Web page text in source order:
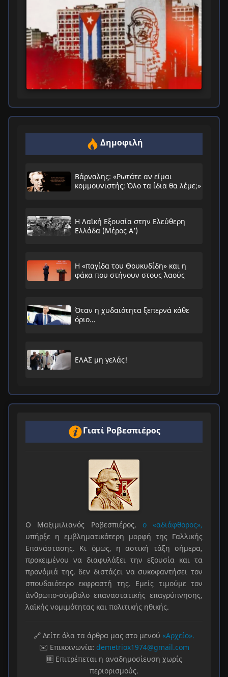
Δημοφιλή
Βάρναλης: «Ρωτάτε αν είμαι
κομμουνιστής; Όλο τα ίδια θα λέμε;»
Η Λαϊκή Εξουσία στην Ελεύθερη
Ελλάδα (Μέρος Α’)
Η «παγίδα του Θουκυδίδη» και η
φάκα που στήνουν στους λαούς
Όταν η χυδαιότητα ξεπερνά κάθε
όριο…
ΕΛΑΣ μη γελάς!
Γιατί Ροβεσπιέρος
Ο Μαξιμιλιανός Ροβεσπιέρος, ο «αδιάφθορος»,
υπήρξε η εμβληματικότερη μορφή της Γαλλικής
Επανάστασης. Κι όμως, η αστική τάξη σήμερα,
προκειμένου να διαφυλάξει την εξουσία και τα
προνόμιά της, δεν διστάζει να συκοφαντήσει τον
σπουδαιότερο εκφραστή της. Εμείς τιμούμε τον
άνθρωπο-σύμβολο επαναστατικής επαγρύπνησης,
λαϊκής νομιμότητας και πολιτικής ηθικής.
🔗 Δείτε όλα τα άρθρα μας στο μενού «Αρχείο».
✉️ Επικοινωνία: demetriox1974@gmail.com
🆓 Επιτρέπεται η αναδημοσίευση χωρίς
περιορισμούς.